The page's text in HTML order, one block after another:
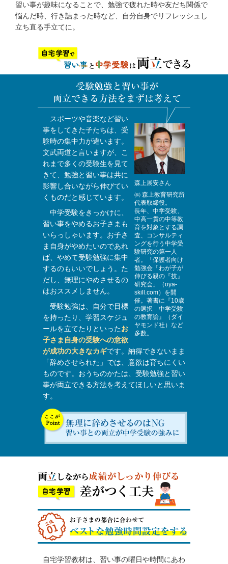
習い事が趣味になることで、勉強で疲れた時や友だち関係で
悩んだ時、行き詰まった時など、自分自身でリフレッシュし
立ち直る手立てに。
森上展安さん
㈱ 森上教育研究所
代表取締役。
長年、中学受験、
中高一貫の中等教
育を対象とする調
査、コンサルティ
ングを行う中学受
験研究の第一人
者。「保護者向け
勉強会「わが子が
伸びる親の『技』
研究会」（oya-
skill.com）を開
催。著書に『10歳
の選択 中学受験
の教育論』（ダイ
ヤモンド社）など
多数。
スポーツや音楽など習い
事をしてきた子たちは、受
験時の集中力が違います。
文武両道と言いますが、こ
れまで多くの受験生を見て
きて、勉強と習い事は共に
影響し合いながら伸びてい
くものだと感じています。
中学受験をきっかけに、
習い事をやめるお子さまも
いらっしゃいます。お子さ
ま自身がやめたいのであれ
ば、やめて受験勉強に集中
するのもいいでしょう。た
だし、無理にやめさせるの
はおススメしません。
受験勉強は、自分で目標
を持ったり、学習スケジュ
ールを立てたりといったお
子さま自身の受験への意欲
が成功の大きなカギです。納得できないまま
「辞めさせられた」では、意欲は育ちにくい
ものです。おうちのかたは、受験勉強と習い
事が両立できる方法を考えてほしいと思いま
す。
自宅学習教材は、習い事の曜日や時間にあわ